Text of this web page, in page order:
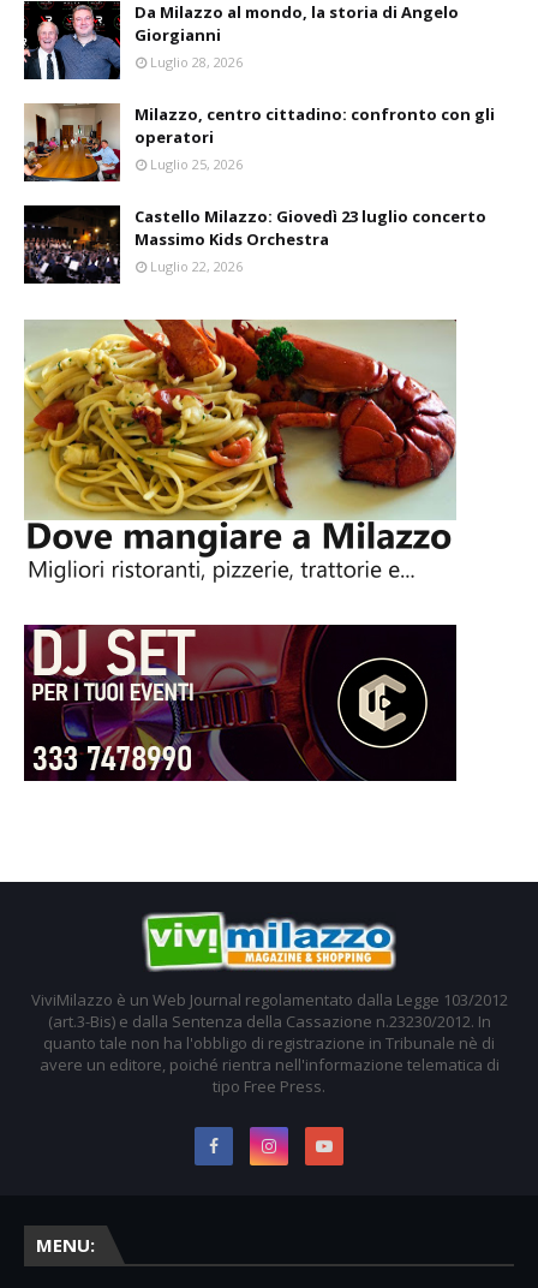
Da Milazzo al mondo, la storia di Angelo
Giorgianni
Luglio 28, 2026
Milazzo, centro cittadino: confronto con gli
operatori
Luglio 25, 2026
Castello Milazzo: Giovedì 23 luglio concerto
Massimo Kids Orchestra
Luglio 22, 2026
ViviMilazzo è un Web Journal regolamentato dalla Legge 103/2012
(art.3-Bis) e dalla Sentenza della Cassazione n.23230/2012. In
quanto tale non ha l'obbligo di registrazione in Tribunale nè di
avere un editore, poiché rientra nell'informazione telematica di
tipo Free Press.
MENU: